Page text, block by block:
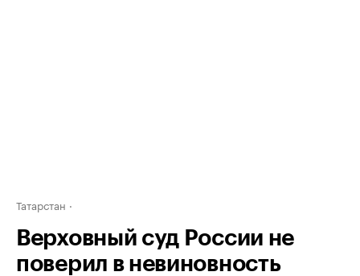
Татарстан
Верховный суд России не
поверил в невиновность